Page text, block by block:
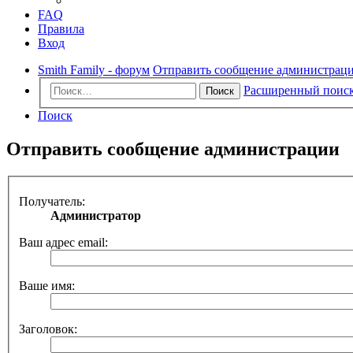
FAQ
Правила
Вход
Smith Family - форум Отправить сообщение
Поиск
Расширенный
Поиск
Отправить сообщение администрации
Получатель:
Администратор
Ваш адрес email:
Ваше имя:
Заголовок: